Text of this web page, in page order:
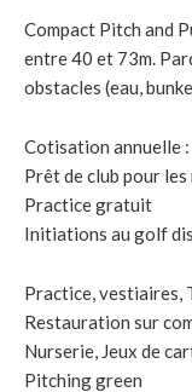
Compact Pitch and
entre 40 et 73m.
obstacles (eau,
Cotisation annuelle
Prêt de club pour les
Practice gratuit
Initiations au golf
Practice, vestiaires,
Restauration sur
Nurserie, Jeux de
Pitching green